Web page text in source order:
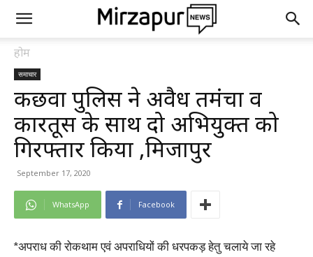
होम
समाचार
कछवा पुलिस ने अवैध तमंचा व
कारतूस के साथ दो अभियुक्त को
गिरफ्तार किया ,मिर्जापुर
September 17, 2020
WhatsApp Facebook
*अपराध की रोकथाम एवं अपराधियों की धरपकड़ हेतु चलाये जा रहे